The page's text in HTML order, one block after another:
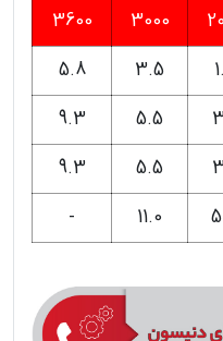
3000
3600
3.5
5.8
5.5
9.3
5.5
9.3
11.0
-